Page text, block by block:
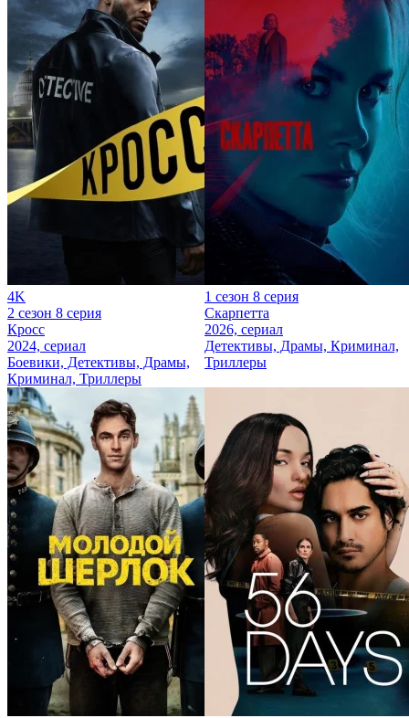
4K
2 сезон 8 серия
Кросс
2024, сериал
Боевики, Детективы, Драмы,
Криминал, Триллеры
1 сезон 8 серия
Скарпетта
2026, сериал
Детективы, Драмы, Криминал,
Триллеры